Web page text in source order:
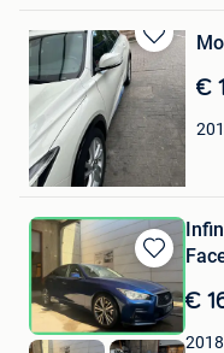
Bewaren
in
Mijn
Favorieten
€
AL-RKABE .Z.
Merksem
Bewaren
in
Mijn
Favorieten
€
2018